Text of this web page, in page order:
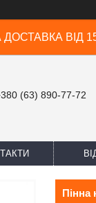
ВІД
(63) 890-77-72
Пінна